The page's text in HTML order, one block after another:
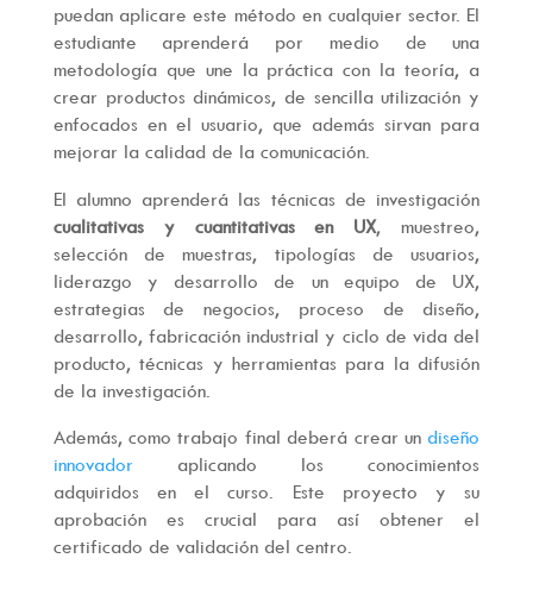
puedan aplicare este método en cualquier sector. El
estudiante aprenderá por medio de una
metodología que une la práctica con la teoría, a
crear productos dinámicos, de sencilla utilización y
enfocados en el usuario, que además sirvan para
mejorar la calidad de la comunicación.
El alumno aprenderá las técnicas de investigación
cualitativas y cuantitativas en UX, muestreo,
selección de muestras, tipologías de usuarios,
liderazgo y desarrollo de un equipo de UX,
estrategias de negocios, proceso de diseño,
desarrollo, fabricación industrial y ciclo de vida del
producto, técnicas y herramientas para la difusión
de la investigación.
Además, como trabajo final deberá crear undiseño
innovador aplicando los conocimientos
adquiridos en el curso. Este proyecto y su
aprobación es crucial para así obtener el
certificado de validación del centro.